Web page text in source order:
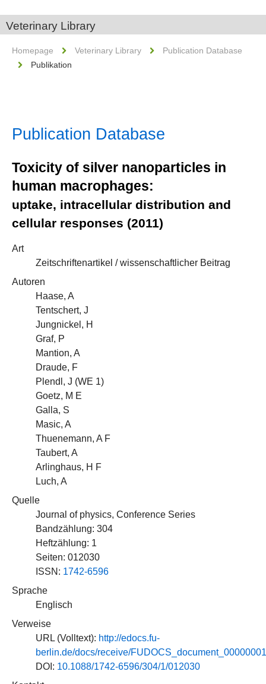
Veterinary Library
Homepage Veterinary Library
Publication Database
Publikation
Publication Database
Toxicity of silver nanoparticles in
human macrophages:
uptake, intracellular distribution and
cellular responses (2011)
Art
Zeitschriftenartikel / wissenschaftlicher Beitrag
Autoren
Haase, A
Tentschert, J
Jungnickel, H
Graf, P
Mantion, A
Draude, F
Plendl, J (WE 1)
Goetz, M E
Galla, S
Masic, A
Thuenemann, A F
Taubert, A
Arlinghaus, H F
Luch, A
Quelle
Journal of physics, Conference Series
Bandzählung: 304
Heftzählung: 1
Seiten: 012030
ISSN: 1742-6596
Sprache
Englisch
Verweise
URL (Volltext): http://edocs.fu-
berlin.de/docs/receive/
DOI: 10.1088/1742-6596/304/1/012030